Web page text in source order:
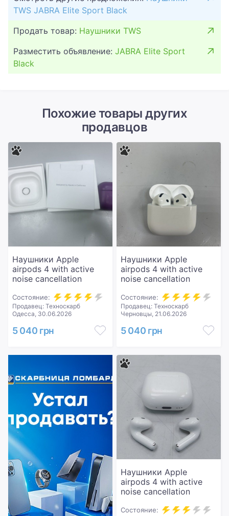
TWS JABRA Elite Sport Black
Продать товар: Наушники TWS
Разместить объявление: JABRA Elite Sport
Black
Похожие товары других
продавцов
Наушники Apple
airpods 4 with active
noise cancellation
Состояние:
Продавец: Техноскарб
Одесса, 30.06.2026
5 040 грн
Наушники Apple
airpods 4 with active
noise cancellation
Состояние:
Продавец: Техноскарб
Черновцы, 21.06.2026
5 040 грн
Наушники Apple
airpods 4 with active
noise cancellation
Состояние: